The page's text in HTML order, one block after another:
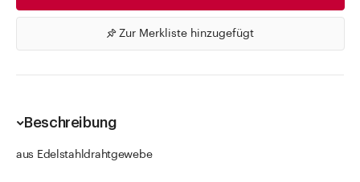
Zur Merkliste hinzugefügt
Beschreibung
aus Edelstahldrahtgewebe